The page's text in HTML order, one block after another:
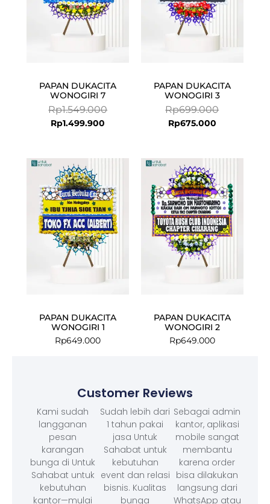
PAPAN DUKACITA
WONOGIRI 7
Rp1.549.000
Rp1.499.900
PAPAN DUKACITA
WONOGIRI 3
Rp699.000
Rp675.000
PAPAN DUKACITA
WONOGIRI 1
Rp649.000
PAPAN DUKACITA
WONOGIRI 2
Rp649.000
Customer Reviews
Kami sudah
langganan
pesan
karangan
bunga di Untuk
Sahabat untuk
kebutuhan
kantor—mulai
Sudah lebih dari
1 tahun pakai
jasa Untuk
Sahabat untuk
kebutuhan
event dan relasi
bisnis. Kualitas
bunga
Sebagai admin
kantor, aplikasi
mobile sangat
membantu
karena order
bisa dilakukan
langsung dari
WhatsApp atau